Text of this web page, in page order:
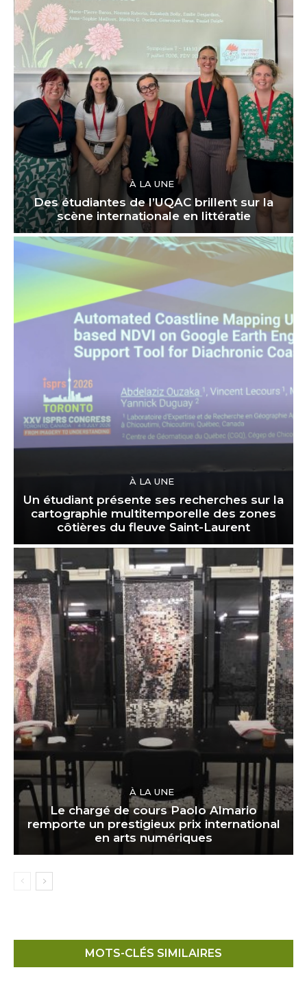
À LA UNE
Des étudiantes de l’UQAC brillent sur la
scène internationale en littératie
À LA UNE
Un étudiant présente ses recherches sur la
cartographie multitemporelle des zones
côtières du fleuve Saint-Laurent
À LA UNE
Le chargé de cours Paolo Almario
remporte un prestigieux prix international
en arts numériques
MOTS-CLÉS SIMILAIRES